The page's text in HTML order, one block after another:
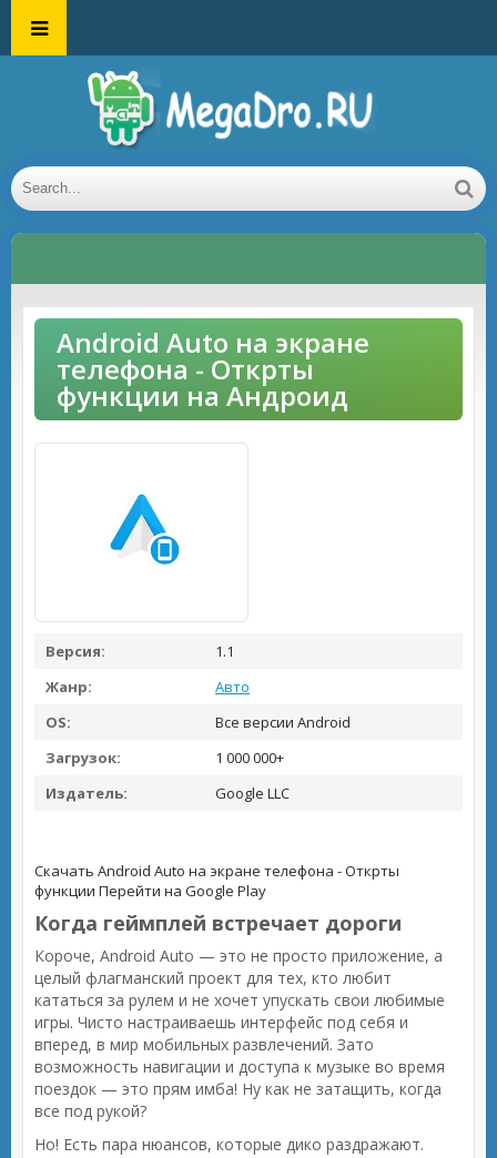
Android Auto на экране
телефона - Открты
функции на Андроид
Версия:
1.1
Жанр:
Авто
OS:
Все версии Android
Загрузок:
1 000 000+
Издатель:
Google LLC
Скачать Android Auto на экране телефона - Открты
функции Перейти на Google Play
Когда геймплей встречает дороги
Короче, Android Auto — это не просто приложение, а
целый флагманский проект для тех, кто любит
кататься за рулем и не хочет упускать свои любимые
игры. Чисто настраиваешь интерфейс под себя и
вперед, в мир мобильных развлечений. Зато
возможность навигации и доступа к музыке во время
поездок — это прям имба! Ну как не затащить, когда
все под рукой?
Но! Есть пара нюансов, которые дико раздражают.